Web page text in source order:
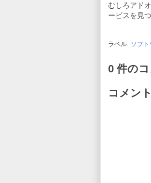
むしろアド
ービスを見
ラベル: ソフ
0 件の
コメン